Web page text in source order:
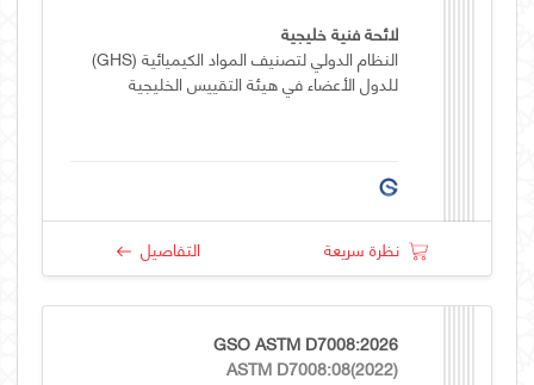
لائحة فنية خليجية
النظام الدولي لتصنيف المواد الكيميائية (GHS)
للدول الأعضاء في هيئة التقييس الخليجية
نظرة سريعة التفاصيل
GSO ASTM D7008:2026
ASTM D7008:08(2022)